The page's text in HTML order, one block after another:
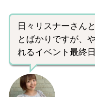
日々リスナーさん
とばかりですが、
れるイベント最終